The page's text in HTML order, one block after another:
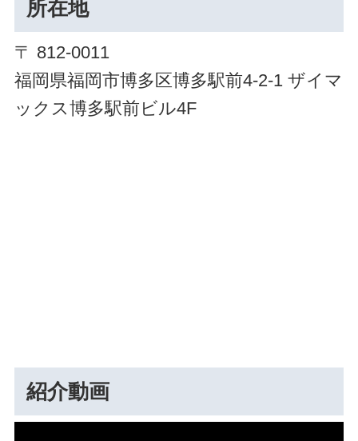
所在地
〒 812-0011
福岡県福岡市博多区博多駅前4-2-1 ザイマ
ックス博多駅前ビル4F
紹介動画